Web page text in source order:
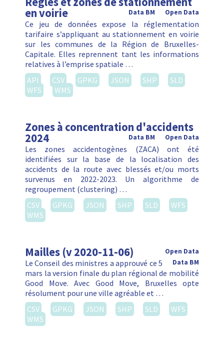
en voirie Open Data
Data BM
Ce jeu de données expose la réglementation
tarifaire s’appliquant au stationnement en voirie
sur les communes de la Région de Bruxelles-
Capitale. Elles reprennent tant les informations
relatives à l’emprise spatiale …
API
CSV GPKG JSON SHP
SLD
WFS
WMS
Zones à concentration d'accidents
2024 Open Data
Data BM
Les zones accidentogènes (ZACA) ont été
identifiées sur la base de la localisation des
accidents de la route avec blessés et/ou morts
survenus en 2022-2023. Un algorithme de
regroupement (clustering) …
CSV
GPKG JSON SHP SLD
WFS
WMS
Mailles (v 2020-11-06)
Open Data
Data BM
Le Conseil des ministres a approuvé ce 5
mars la version finale du plan régional de mobilité
Good Move. Avec Good Move, Bruxelles opte
résolument pour une ville agréable et …
CSV
GPKG JSON SHP SLD
WFS
WMS